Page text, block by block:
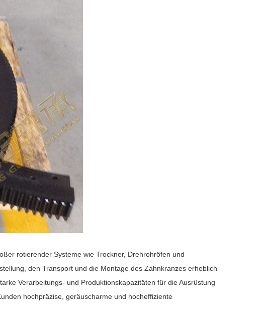
rotierender Systeme wie Trockner, Drehrohröfen und
den Transport und die Montage des Zahnkranzes erheblich
Verarbeitungs- und Produktionskapazitäten für die Ausrüstung
hochpräzise, ​​geräuscharme und hocheffiziente